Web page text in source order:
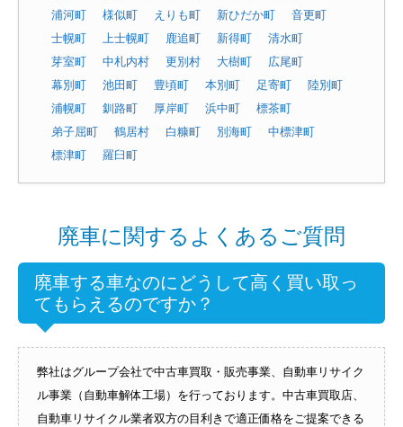
浦河町
様似町 えりも町 新ひだか町
音更町
士幌町
上士幌町 鹿追町 新得町
清水町
芽室町
中札内村 更別村 大樹町
広尾町
幕別町
池田町 豊頃町 本別町 足寄町
陸別町
浦幌町
釧路町 厚岸町 浜中町
標茶町
弟子屈町
鶴居村 白糠町 別海町
中標津町
標津町
羅臼町
廃車に関するよくあるご質問
廃車する車なのにどうして高く買い取っ
てもらえるのですか？
弊社はグループ会社で中古車買取・販売事業、自動車リサイク
ル事業（自動車解体工場）を行っております。中古車買取店、
自動車リサイクル業者双方の目利きで適正価格をご提案できる